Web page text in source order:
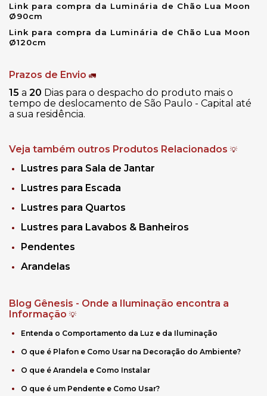
Link para compra da Luminária de Chão Lua Moon
Ø90cm
Link para compra da Luminária de Chão Lua Moon
Ø120cm
Prazos de Envio 🚛
15 a 20 Dias para o despacho do produto mais o
tempo de deslocamento de São Paulo - Capital até
a sua residência.
Veja também outros Produtos Relacionados 💡
Lustres para Sala de Jantar
Lustres para Escada
Lustres para Quartos
Lustres para Lavabos & Banheiros
Pendentes
Arandelas
Blog Gênesis - Onde a Iluminação encontra a
Informação 💡
Entenda o Comportamento da Luz e da Iluminação
O que é Plafon e Como Usar na Decoração do Ambiente?
O que é Arandela e Como Instalar
O que é um Pendente e Como Usar?